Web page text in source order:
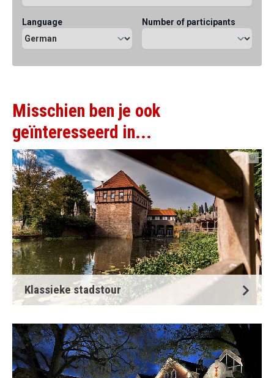
Language Number of participants
Misschien ben je ook
geïnteresseerd in...
©
Klassieke stadstour